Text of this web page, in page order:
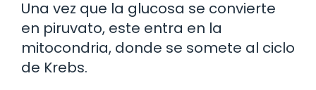
Una vez que la glucosa se convierte
en piruvato, este entra en la
mitocondria, donde se somete al ciclo
de Krebs.